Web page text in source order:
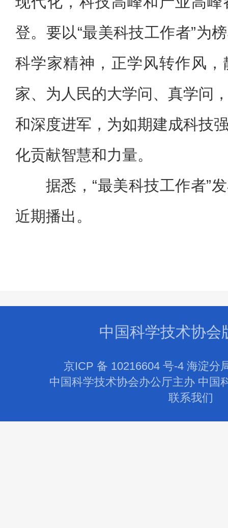
登。要以“最美科技工作者”为
科学家精神，正学风转作风
家、为人民的大学问、真学问
和深度进军，为如期建成科技
化贡献智慧和力量。
据悉，“最美科技工作者”
近期播出。
中国科学技术协会
京ICP 备 10216604 号-4 海淀分
中国科学技术协会办公厅主办 中国
联系我们